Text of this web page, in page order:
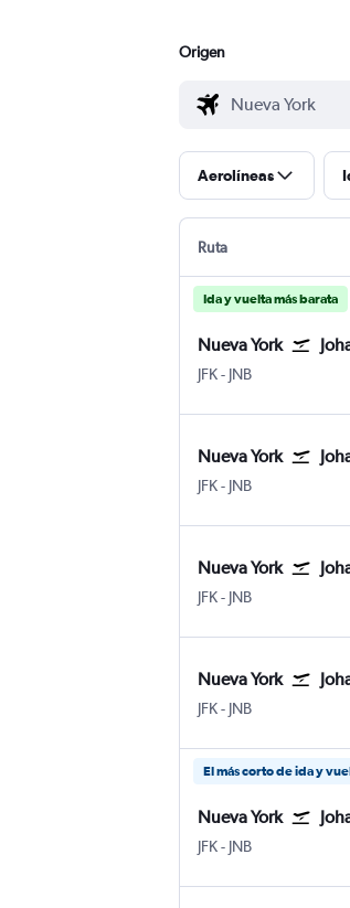
Origen
Aerolíneas
Ruta
Ida y vuelta más barata
Nueva York
JFKNueva York
- JNB
Nueva York
JFKNueva York
- JNB
Nueva York
JFKNueva York
- JNB
Nueva York
JFKNueva York
- JNB
El más corto de ida y
Nueva York
JFKNueva York
- JNB